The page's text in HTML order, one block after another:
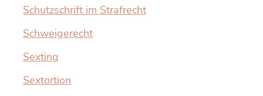
Schutzschrift im Strafrecht
Schweigerecht
Sexting
Sextortion